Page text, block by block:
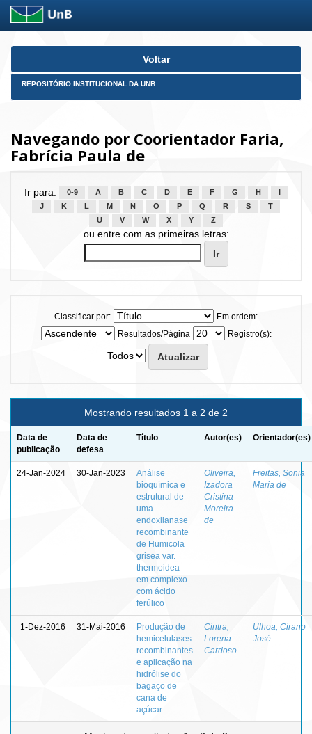
Skip
Voltar
REPOSITÓRIO INSTITUCIONAL DA UNB
Navegando por Coorientador Faria,
Fabrícia Paula de
Ir para: 0-9 A B C D E F G H
J
K L M N O P Q R S
T
U
V W X Y Z
ou entre com as primeiras letras:
Classificar por:
Em ordem:
Resultados/Página
Registro(s):
Mostrando resultados 1 a 2 de 2
Data de
publicação
Data de
defesa
Título Autor(es) Orientador(es)
24-Jan-2024 30-Jan-2023
Análise
bioquímica e
estrutural de
uma
endoxilanase
recombinante
de Humicola
grisea var.
thermoidea
em complexo
com ácido
ferúlico
Oliveira,
Izadora
Cristina
Moreira
de
Freitas, Sonia
Maria de
1-Dez-2016 31-Mai-2016
Produção de
hemicelulases
recombinantes
e aplicação na
hidrólise do
bagaço de
cana de
açúcar
Cintra,
Lorena
Cardoso
Ulhoa, Cirano
José